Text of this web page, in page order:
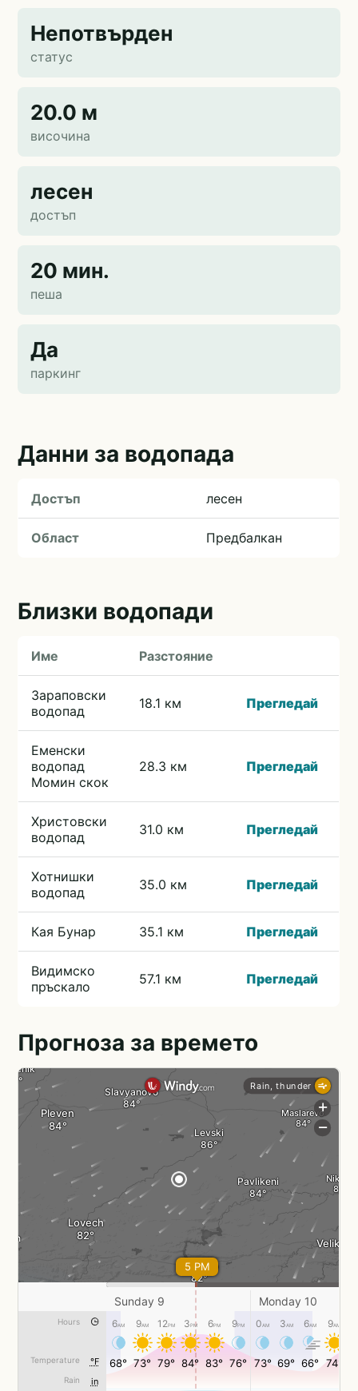
Непотвърден
статус
20.0 м
височина
лесен
достъп
20 мин.
пеша
Да
паркинг
Данни за водопада
Достъп лесен
Област Предбалкан
Близки водопади
Име Разстояние
Зараповски
водопад
18.1 км Прегледай
Еменски
водопад
Момин скок
28.3 км Прегледай
Христовски
водопад
31.0 км Прегледай
Хотнишки
водопад
35.0 км Прегледай
Кая Бунар 35.1 км Прегледай
Видимско
пръскало
57.1 км Прегледай
Прогноза за времето